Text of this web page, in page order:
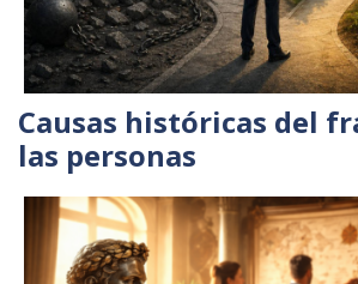
Causas históricas del
las personas